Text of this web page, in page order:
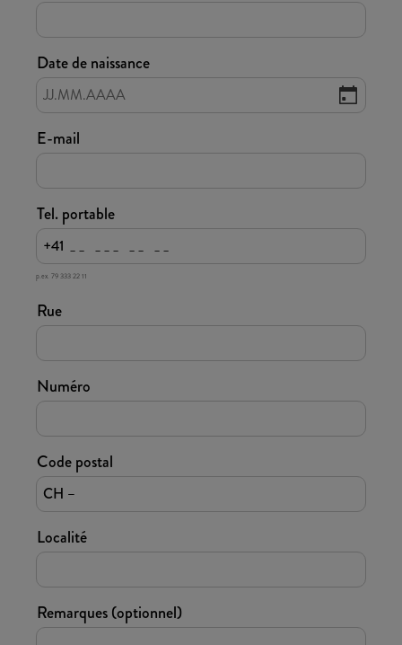
Date de naissance
E-mail
+41
Tel. portable
p.ex. 79 333 22 11
Rue
Numéro
CH –
Code postal
Localité
Remarques (optionnel)